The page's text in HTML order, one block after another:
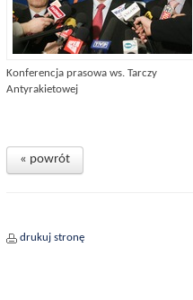
Konferencja prasowa ws. Tarczy
Antyrakietowej
« powrót
drukuj stronę